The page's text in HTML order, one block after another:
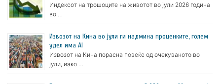
Индексот на трошоците на животот во јули 2026 година
во …
Извозот на Кина во јули ги надмина проценките, голем
удел има AI
Извозот на Кина порасна повеќе од очекуваното во
јули, иако …